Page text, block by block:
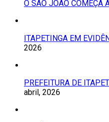
O SÃO JOÃO COMEÇA
ITAPETINGA EM
2026
PREFEITURA DE
abril, 2026